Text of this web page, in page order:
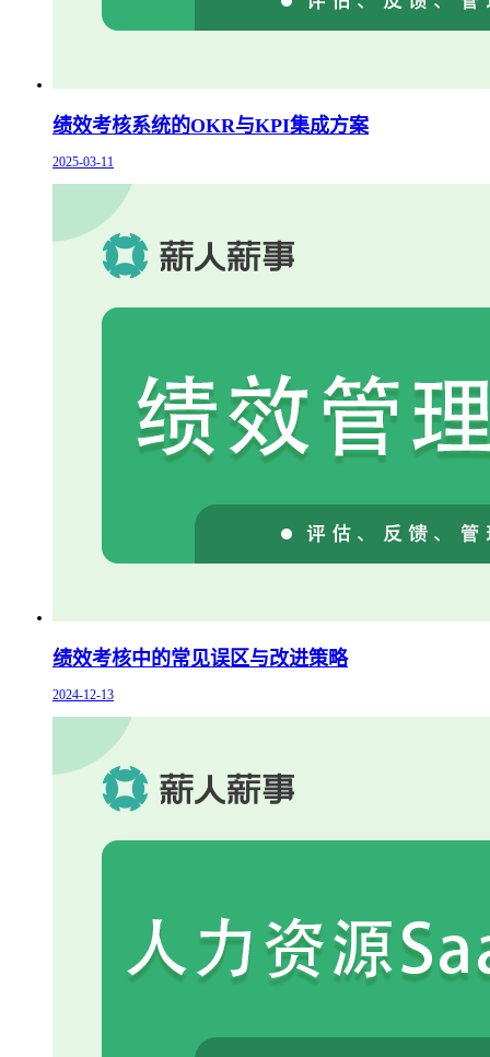
绩效考核系统的OKR与KPI集成方案
2025-03-11
绩效考核中的常见误区与改进策略
2024-12-13